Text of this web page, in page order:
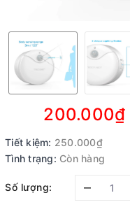
200.000₫
Tiết kiệm: 250.000₫
Tình trạng: Còn hàng
Số lượng: –